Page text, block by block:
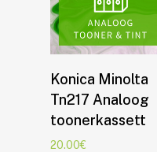
Lisa korvi
Konica Minolta
Tn217 Analoog
toonerkassett
20.00€